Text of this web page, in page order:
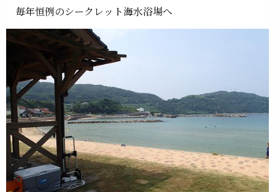
毎年恒例のシークレット海水浴場へ